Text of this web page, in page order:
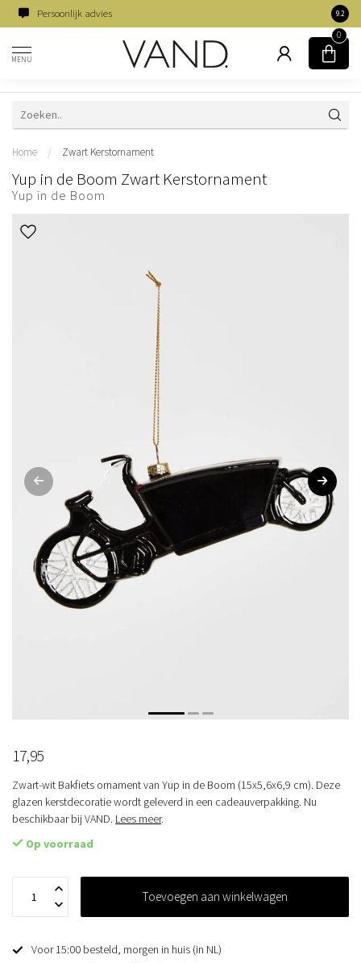
Persoonlijk advies 9.2
MENU
0
Home / Zwart Kerstornament
Yup in de Boom Zwart Kerstornament
Yup in de Boom
17,95
Zwart-wit Bakfiets ornament van Yup in de Boom (15x5,6x6,9 cm). Deze
glazen kerstdecoratie wordt geleverd in een cadeauverpakking. Nu
beschikbaar bij VAND. Lees meer.
Op voorraad
Toevoegen aan winkelwagen
Voor 15:00 besteld, morgen in huis (in NL)